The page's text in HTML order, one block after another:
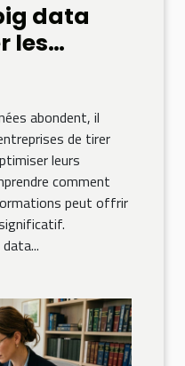
data
les
de
?
abondent, il
de tirer
leurs
comment
peut offrir